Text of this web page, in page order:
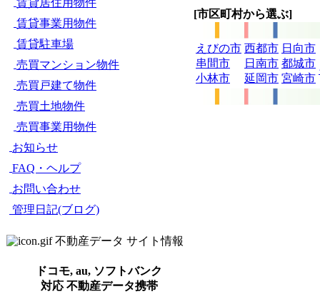
賃貸居住用物件
賃貸事業用物件
賃貸駐車場
売買マンション物件
売買戸建て物件
売買土地物件
売買事業用物件
お知らせ
FAQ・ヘルプ
お問い合わせ
管理日記(ブログ)
不動産データ サイト情報
ドコモ, au, ソフトバンク
対応 不動産データ携帯
[市区町村から選ぶ]
えびの市
串間市
小林市
西都市
日南市
延岡市
日向市
都城市
宮崎市